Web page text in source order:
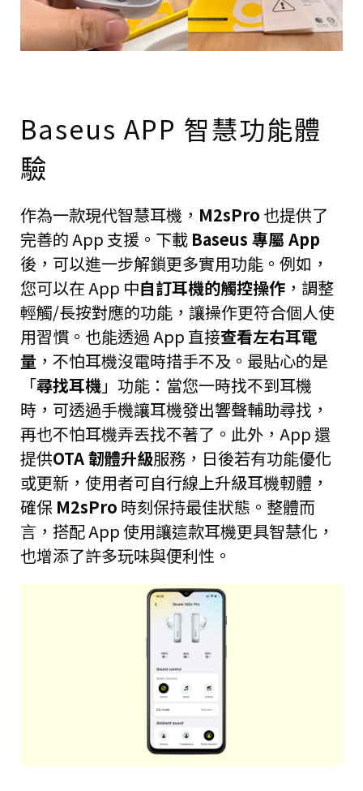
Baseus APP 智慧功能體
驗
作為一款現代智慧耳機， M2sPro 也提供了
完善的 App 支援。下載 Baseus 專屬 App
後，可以進一步解鎖更多實用功能。例如，
您可以在 App 中自訂耳機的觸控操作 ，調整
輕觸/長按對應的功能，讓操作更符合個人使
用習慣。也能透過 App 直接查看左右耳電
量 ，不怕耳機沒電時措手不及。最貼心的是
「尋找耳機」功能：當您一時找不到耳機
時，可透過手機讓耳機發出響聲輔助尋找，
再也不怕耳機弄丟找不著了。此外，App 還
提供OTA 韌體升級服務，日後若有功能優化
或更新，使用者可自行線上升級耳機軔體，
確保 M2sPro 時刻保持最佳狀態。整體而
言，搭配 App 使用讓這款耳機更具智慧化，
也增添了許多玩味與便利性。